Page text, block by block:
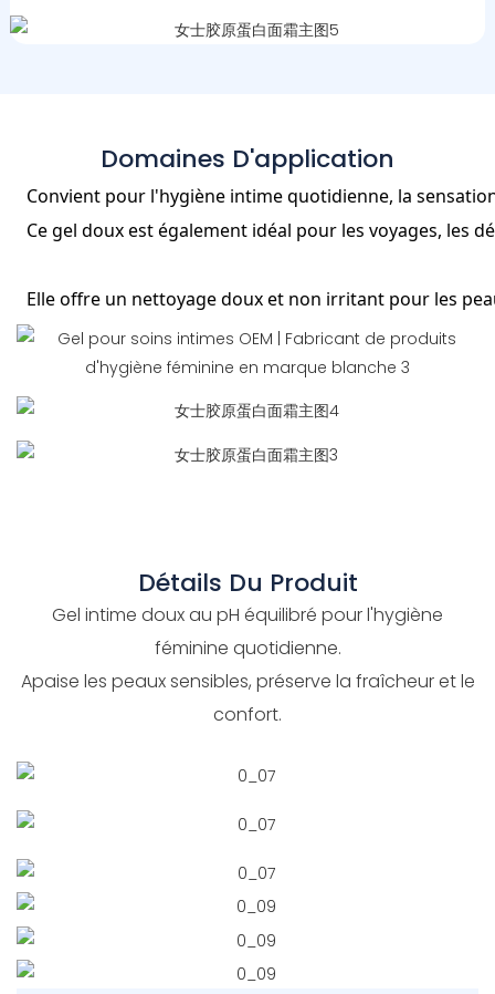
Domaines D'application
Convient pour l'hygiène intime quotidienne, la
Ce gel doux est également idéal pour les voyages, les
Elle offre un nettoyage doux et non irritant pour les
Détails Du Produit
Gel intime doux au pH équilibré pour l'hygiène
féminine quotidienne.
Apaise les peaux sensibles, préserve la fraîcheur et le
confort.